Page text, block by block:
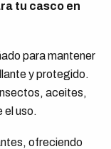
tu casco en
para mantener
y protegido.
aceites,
el uso.
ofreciendo